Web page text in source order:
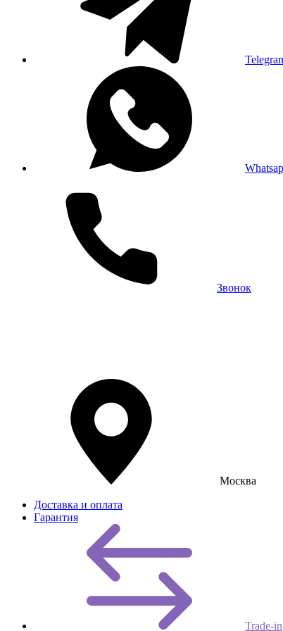
Звонок
Москва
Доставка и оплата
Гарантия
Trade-in